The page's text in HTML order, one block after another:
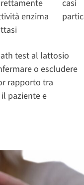
enzima
casi
test al lattosio
o escludere
rapporto tra
paziente e